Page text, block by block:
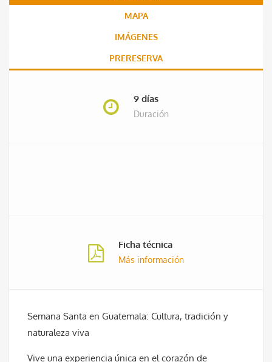
MAPA
IMÁGENES
PRERESERVA
9 días
Duración
Ficha técnica
Más información
Semana Santa en Guatemala: Cultura, tradición y
naturaleza viva
Vive una experiencia única en el corazón de